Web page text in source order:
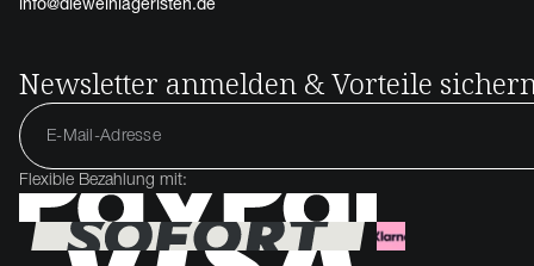
Newsletter anmelden & Vorteile
Flexible Bezahlung mit: